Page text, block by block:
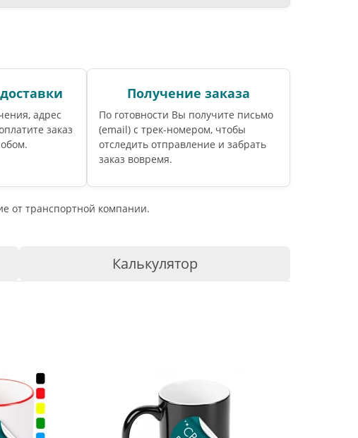
адрес
заказ
Получение заказа
По готовности Вы получите письмо
(email) c трек-номером, чтобы
отследить отправление и забрать
заказ вовремя.
от транспортной компании.
Калькулятор